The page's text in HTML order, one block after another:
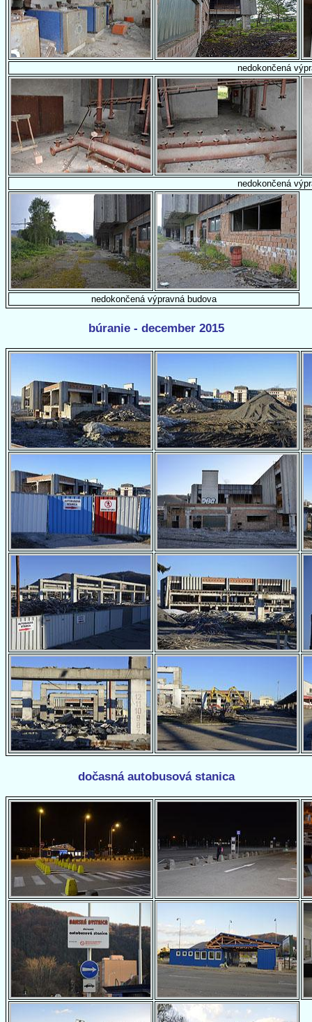
nedokončená
nedokončená
nedokončená výpravná budova
búranie - december 2015
dočasná autobusová stanica